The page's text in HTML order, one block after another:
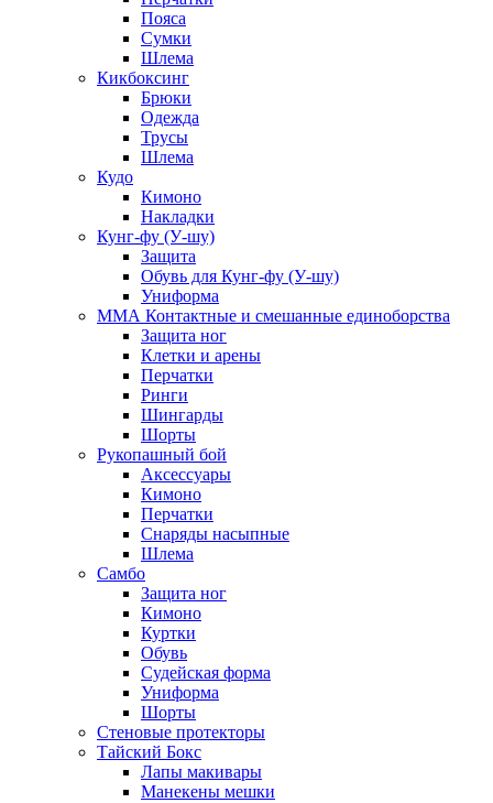
Пояса
Сумки
Шлема
Кикбоксинг
Брюки
Одежда
Трусы
Шлема
Кудо
Кимоно
Накладки
Кунг-фу (У-шу)
Защита
Обувь для Кунг-фу (У-шу)
Униформа
ММА Контактные и смешанные единоборства
Защита ног
Клетки и арены
Перчатки
Ринги
Шингарды
Шорты
Рукопашный бой
Аксессуары
Кимоно
Перчатки
Снаряды насыпные
Шлема
Самбо
Защита ног
Кимоно
Куртки
Обувь
Судейская форма
Униформа
Шорты
Стеновые протекторы
Тайский Бокс
Лапы макивары
Манекены мешки